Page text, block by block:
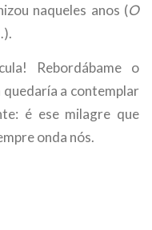
naqueles anos (O
Rebordábame o
quedaría a contemplar
é ese milagre que
onda nós.